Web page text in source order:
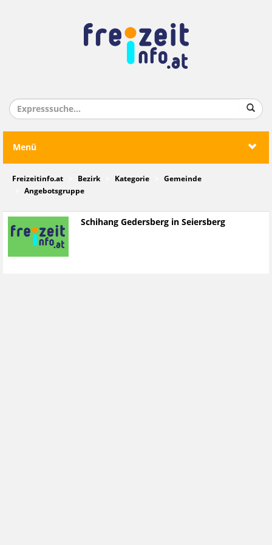
Menü
Freizeitinfo.at Bezirk Kategorie
Gemeinde
Angebotsgruppe
Schihang Gedersberg in Seiersberg